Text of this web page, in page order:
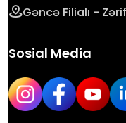
Gəncə Filialı -
Sosial Media